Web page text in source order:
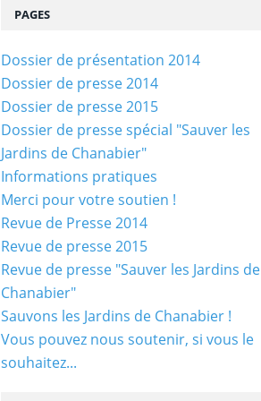
PAGES
Dossier de présentation 2014
Dossier de presse 2014
Dossier de presse 2015
Dossier de presse spécial "Sauver les
Jardins de Chanabier"
Informations pratiques
Merci pour votre soutien !
Revue de Presse 2014
Revue de presse 2015
Revue de presse "Sauver les Jardins de
Chanabier"
Sauvons les Jardins de Chanabier !
Vous pouvez nous soutenir, si vous le
souhaitez...